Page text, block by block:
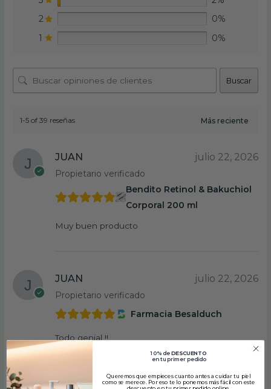
2
0%
1
0%
Buscar
1-5 of 39 reseñas
JUAN
Propietario verificado
julio 22, 2026
Bendito Retinol & Bakuchiol
Corporal 200 ml
Muy buen producto
JUAN
Propietario verificado
julio 22, 2026
Farmacia Besalduch
Todo genial !!
10% deDESCUENTO
en tu primer pedido
Queremos que empieces cuanto antes a cuidar tu piel
como se merece. Por eso te lo ponemos más fácil con este